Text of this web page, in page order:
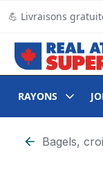
💪 Livraisons
RAYONS
Passer au
Bagels,